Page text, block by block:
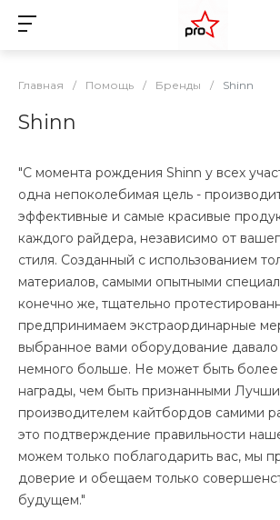
Главная / Помощь / Бренды / Shinn
Shinn
"С момента рождения Shinn у всех
одна непоколебимая цель -
эффективные и самые красивые
каждого райдера, независимо от
стиля. Созданный с использованием
материалов, самыми опытными
конечно же, тщательно
предпринимаем экстраординарные
выбранное вами оборудование давало
немного больше. Не может быть более
награды, чем быть признанными
производителем кайтбордов самими
это подтверждение правильности
можем только поблагодарить вас, мы
доверие и обещаем только
будущем."